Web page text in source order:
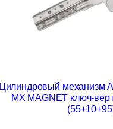
Цилиндровый механизм
MX MAGNET ключ-